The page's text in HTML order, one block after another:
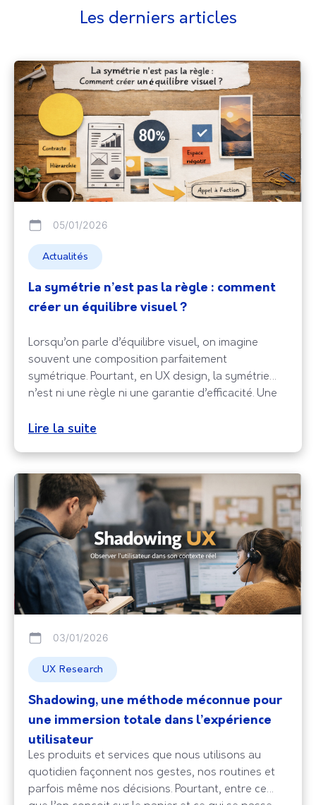
Les derniers articles
05/01/2026
Actualités
La symétrie n’est pas la règle : comment
créer un équilibre visuel ?
Lorsqu’on parle d’équilibre visuel, on imagine
souvent une composition parfaitement
symétrique. Pourtant, en UX design, la symétrie
n’est ni une règle ni une garantie d’efficacité. Une
agréable à utiliser tout en étant asymétrique. Ce
d’ensemble; la façon dont les éléments attirent le
regard,
Lire la suite
03/01/2026
UX Research
Shadowing, une méthode méconnue pour
une immersion totale dans l’expérience
utilisateur
Les produits et services que nous utilisons au
quotidien façonnent nos gestes, nos routines et
parfois même nos décisions. Pourtant, entre ce